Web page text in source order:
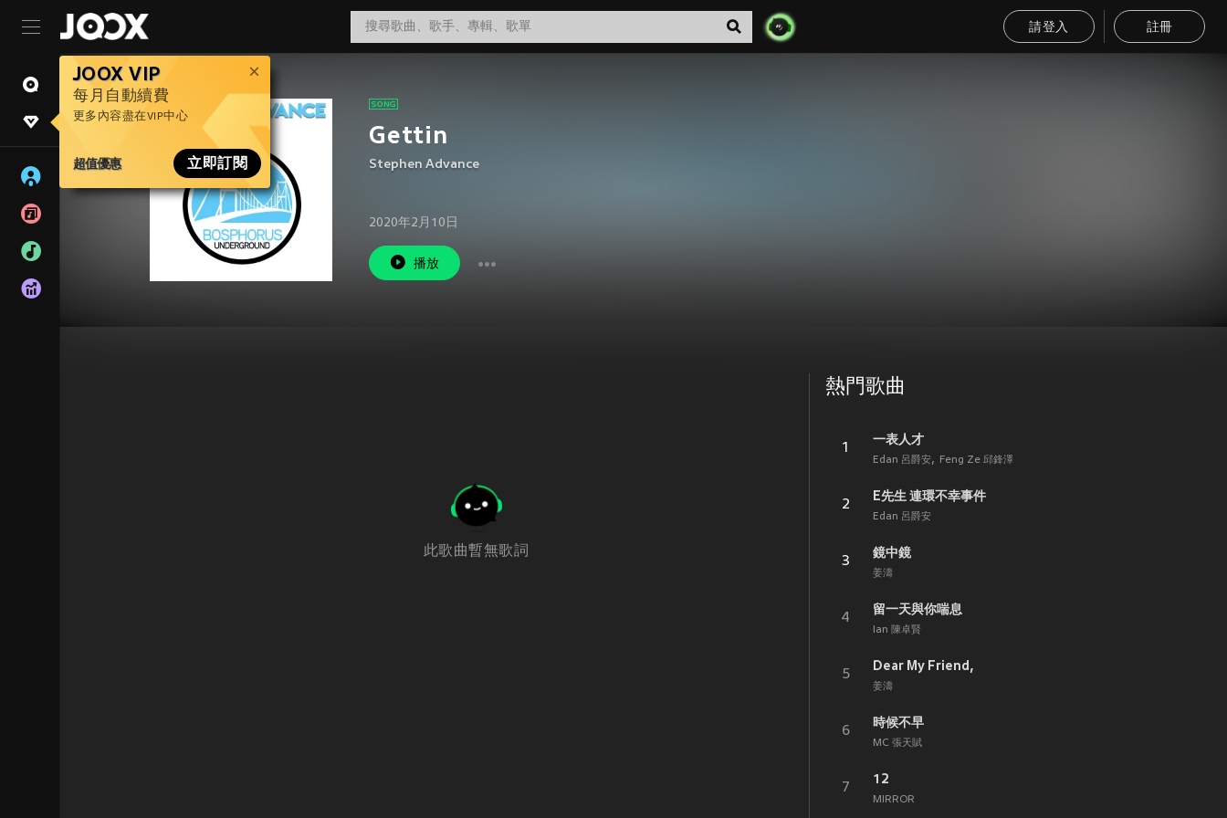
請登入 註冊
JOOX VIP
每月自動續費
更多內容盡在VIP中心
超值優惠 立即訂閱
Gettin
Stephen Advance
2020年2月10日
播放
此歌曲暫無歌詞
熱門歌曲
1
一表人才
Edan 呂爵安 Feng Ze 邱鋒澤
2
E先生 連環不幸事件
Edan 呂爵安
3
鏡中鏡
姜濤
4
留一天與你喘息
Ian 陳卓賢
5
Dear My Friend,
姜濤
6
時候不早
MC 張天賦
7
12
MIRROR